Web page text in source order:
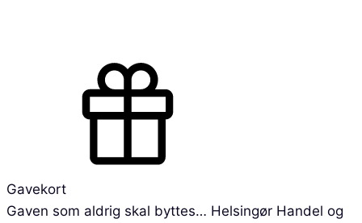
Gavekort
Gaven som aldrig skal byttes… Helsingør Handel og